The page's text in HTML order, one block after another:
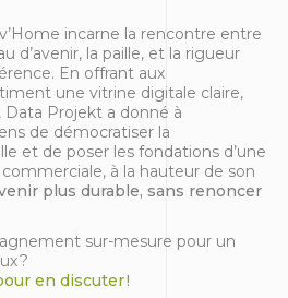
incarne la rencontre entre
d’avenir, la paille, et la rigueur
En offrant aux
une vitrine digitale claire,
Projekt a donné à
de démocratiser la
et de poser les fondations d’une
à la hauteur de son
plus durable, sans renoncer
sur-mesure pour un
?
en discuter !